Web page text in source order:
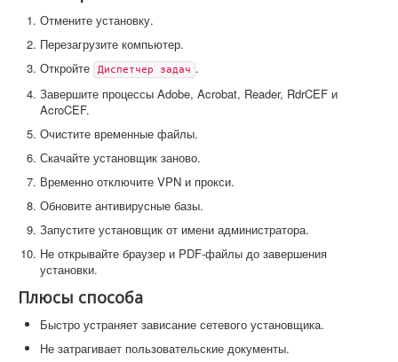
Отмените установку.
Перезагрузите компьютер.
Откройте
Диспетчер задач .
Завершите процессы Adobe, Acrobat, Reader, RdrCEF и
AcroCEF.
Очистите временные файлы.
Скачайте установщик заново.
Временно отключите VPN и прокси.
Обновите антивирусные базы.
Запустите установщик от имени администратора.
Не открывайте браузер и PDF-файлы до завершения
установки.
Плюсы способа
Быстро устраняет зависание сетевого установщика.
Не затрагивает пользовательские документы.